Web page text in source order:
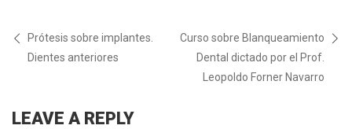
Prótesis sobre implantes.
Dientes anteriores
Curso sobre Blanqueamiento
Dental dictado por el Prof.
Leopoldo Forner Navarro
LEAVE A REPLY